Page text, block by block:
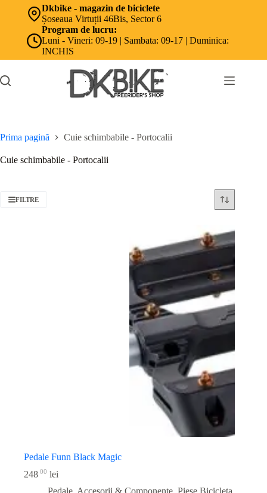
Dkbike - magazin de biciclete
Șoseaua Virtuții 46Bis, Sector 6
Program de lucru:
Luni - Vineri: 09-19 | Sambata: 09-17 | Duminica:
INCHIS
Prima pagină Cuie schimbabile - Portocalii
Cuie schimbabile - Portocalii
FILTRE
Pedale Funn Black Magic
248 00 lei
Pedale, Accesorii & Componente, Piese Bicicleta